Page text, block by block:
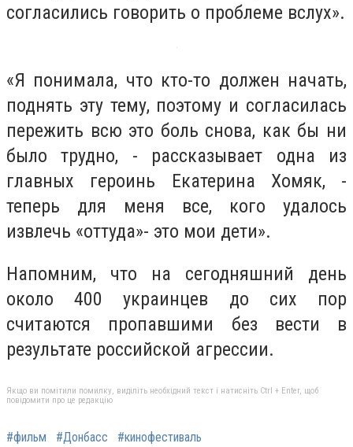
согласились говорить о проблеме вслух».
«Я понимала, что кто-то должен начать,
поднять эту тему, поэтому и согласилась
пережить всю это боль снова, как бы ни
было трудно, - рассказывает одна из
главных героинь Екатерина Хомяк, -
теперь для меня все, кого удалось
извлечь «оттуда»- это мои дети».
Напомним, что на сегодняшний день
около 400 украинцев до сих пор
считаются пропавшими без вести в
результате российской агрессии.
Якщо ви помітили помилку, виділіть необхідний текст і натисніть Ctrl + Enter, щоб
повідомити про це редакцію
#фильм #Донбасс #кинофестиваль